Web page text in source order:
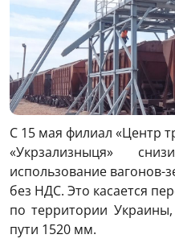
С 15 мая филиал «Центр
«Укрзализныця»
использование вагонов-
без НДС. Это касается
по территории
пути 1520 мм.